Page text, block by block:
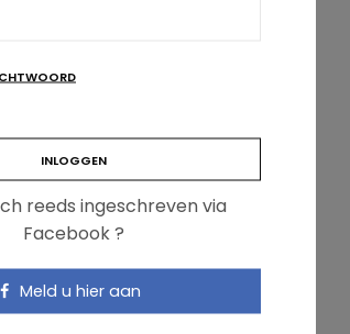
reeds ingeschreven via
Facebook ?
Meld u hier aan